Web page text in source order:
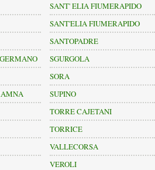
SANT' ELIA FIUMERAPIDO
SANT'ELIA FIUMERAPIDO
SANTOPADRE
SGURGOLA
SORA
SUPINO
TORRE CAJETANI
TORRICE
VALLECORSA
VEROLI